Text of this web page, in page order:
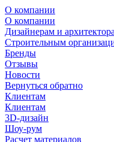
О компании
О компании
Дизайнерам и
Строительным
Бренды
Отзывы
Новости
Вернуться обратно
Клиентам
Клиентам
3D-дизайн
Шоу-рум
Расчет материалов